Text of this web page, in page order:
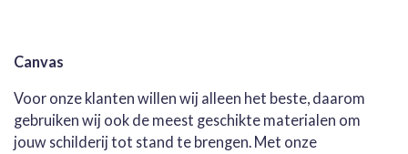
Canvas
Voor onze klanten willen wij alleen het beste, daarom
gebruiken wij ook de meest geschikte materialen om
jouw schilderij tot stand te brengen. Met onze